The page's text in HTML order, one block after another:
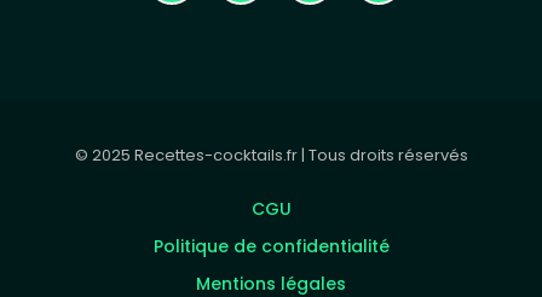
© 2025 Recettes-cocktails.fr | Tous droits réservés
CGU
Politique de confidentialité
Mentions légales